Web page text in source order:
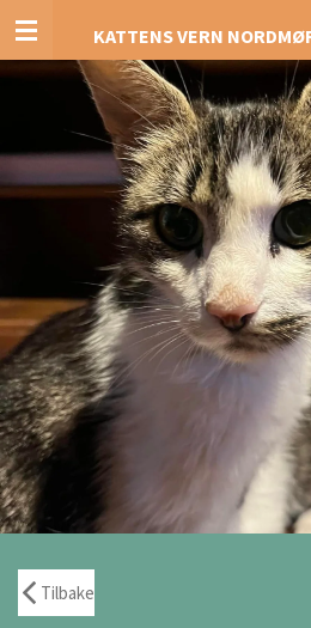
Gå
hovedinnhold
KATTENS VERN
Tilbake